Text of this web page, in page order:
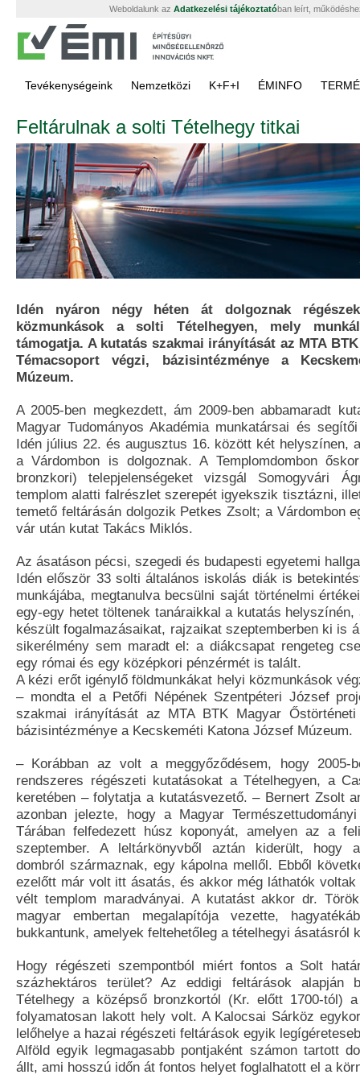
Weboldalunk az Adatkezelési tájékoztatóban leírt,
Tevékenységeink Nemzetközi K+F+I ÉMINFO
Feltárulnak a solti Tételhegy titkai
Idén nyáron négy héten át dolgoznak
közmunkások a solti Tételhegyen, mely
támogatja. A kutatás szakmai irányítását az MTA
Témacsoport végzi, bázisintézménye a
Múzeum.
A 2005-ben megkezdett, ám 2009-ben abbamaradt
Magyar Tudományos Akadémia munkatársai és
Idén július 22. és augusztus 16. között két helyszínen,
a Várdombon is dolgoznak. A Templomdombon
bronzkori) telepjelenségeket vizsgál Somogyvári
templom alatti falrészlet szerepét igyekszik tisztázni,
temető feltárásán dolgozik Petkes Zsolt; a Várdombon
vár után kutat Takács Miklós.
Az ásatáson pécsi, szegedi és budapesti egyetemi
Idén először 33 solti általános iskolás diák is
munkájába, megtanulva becsülni saját történelmi
egy-egy hetet töltenek tanáraikkal a kutatás helyszínén,
készült fogalmazásaikat, rajzaikat szeptemberben ki is
sikerélmény sem maradt el: a diákcsapat rengeteg
egy római és egy középkori pénzérmét is talált.
A kézi erőt igénylő földmunkákat helyi közmunkások
– mondta el a Petőfi Népének Szentpéteri József
szakmai irányítását az MTA BTK Magyar
bázisintézménye a Kecskeméti Katona József Múzeum.
– Korábban az volt a meggyőződésem, hogy
rendszeres régészeti kutatásokat a Tételhegyen, a
keretében – folytatja a kutatásvezető. – Bernert Zsolt
azonban jelezte, hogy a Magyar
Tárában felfedezett húsz koponyát, amelyen az a
szeptember. A leltárkönyvből aztán kiderült, hogy
dombról származnak, egy kápolna mellől. Ebből
ezelőtt már volt itt ásatás, és akkor még láthatók
vélt templom maradványai. A kutatást akkor dr.
magyar embertan megalapítója vezette,
bukkantunk, amelyek feltehetőleg a tételhegyi ásatásról
Hogy régészeti szempontból miért fontos a Solt
százhektáros terület? Az eddigi feltárások alapján
Tételhegy a középső bronzkortól (Kr. előtt 1700-tól)
folyamatosan lakott hely volt. A Kalocsai Sárköz
lelőhelye a hazai régészeti feltárások egyik
Alföld egyik legmagasabb pontjaként számon tartott
állt, ami hosszú időn át fontos helyet foglalhatott el a